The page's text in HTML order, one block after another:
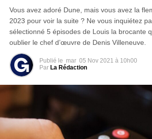
Vous avez adoré Dune, mais vous avez la
2023 pour voir la suite ? Ne vous inquiétez
sélectionné 5 épisodes de Louis la brocante
oublier le chef d’œuvre de Denis Villeneuve.
Publié le mar 05 Nov 2021 à 10h00
Par La Rédaction